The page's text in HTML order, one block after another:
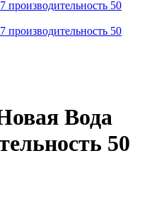
Вода
50